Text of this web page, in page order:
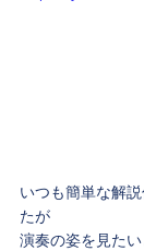
いつも簡単な解
たが
演奏の姿を見た